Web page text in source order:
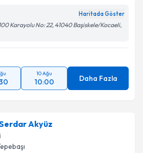
Haritada Göster
Karayolu No: 22, 41040 Başiskele/Kocaeli,
10 Ağu
10:00 Daha Fazla
Akyüz